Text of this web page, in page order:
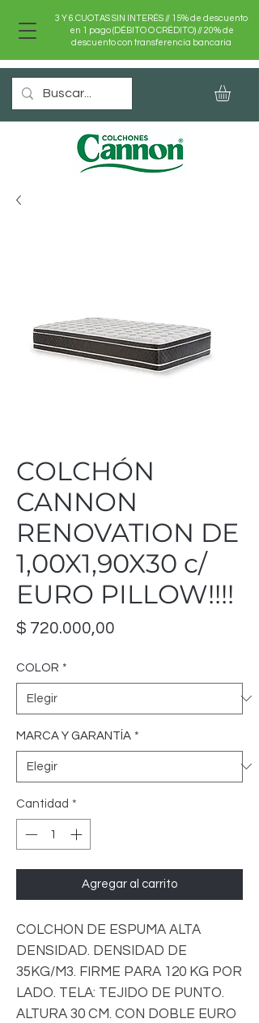
3 Y 6 CUOTAS SIN INTERÉS // 15% de descuento
en 1 pago (DÉBITO O CRÉDITO) //20% de
descuento con transferencia bancaria
COLCHÓN
CANNON
RENOVATION DE
1,00X1,90X30 c/
EURO PILLOW!!!!
$ 720.000,00
COLOR *
MARCA Y GARANTÍA *
Cantidad *
Agregar al carrito
COLCHON DE ESPUMA ALTA
DENSIDAD. DENSIDAD DE
35KG/M3. FIRME PARA 120 KG POR
LADO. TELA: TEJIDO DE PUNTO.
ALTURA 30 CM. CON DOBLE EURO